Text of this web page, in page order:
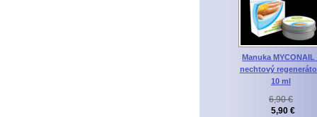
Manuka MYCONAIL
nechtový
10 ml
6,90 €
5,90 €